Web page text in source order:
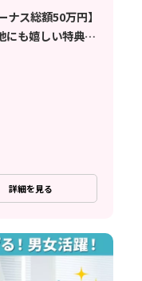
ナス総額50万円】
にも嬉しい特典あ
詳細を見る